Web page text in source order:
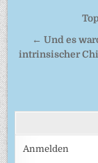
← Und es
intrinsischer
Anmelden